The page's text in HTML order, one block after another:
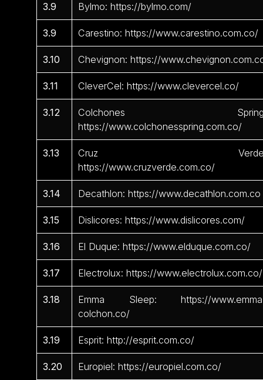
3.9 Bylmo: https://bylmo.com/
3.9 Carestino: https://www.carestino.com.co/
3.10 Chevignon: https://
3.11 CleverCel: https://www.clevercel.co/
3.12
Colchones
https://www.colchonesspring.com.co/
3.13
Cruz
https://www.cruzverde.com.co/
3.14 Decathlon: https://www.decathlon.com.co
3.15 Dislicores: https://www.dislicores.com/
3.16 El Duque: https://www.elduque.com.co/
3.17 Electrolux: https://www.electrolux.com.co/
3.18
Emma Sleep: https://
colchon.co/
3.19 Esprit: http://esprit.com.co/
3.20 Europiel: https://europiel.com.co/